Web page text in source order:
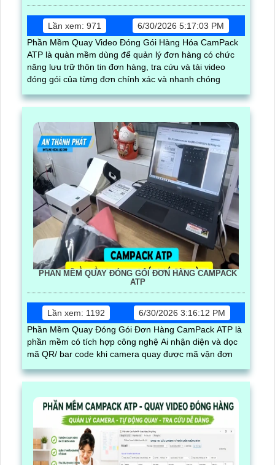
Lần xem: 971
6/30/2026 5:17:03 PM
Phần Mềm Quay Video Đóng Gói Hàng Hóa CamPack
ATP là quàn mềm dùng để quản lý đơn hàng có chức
năng lưu trữ thôn tin đơn hàng, tra cứu và tải video
đóng gói của từng đơn chính xác và nhanh chóng
PHẦN MỀM QUAY ĐÓNG GÓI ĐƠN HÀNG CAMPACK
ATP
Lần xem: 1192
6/30/2026 3:16:12 PM
Phần Mềm Quay Đóng Gói Đơn Hàng CamPack ATP là
phần mềm có tích hợp công nghệ Ai nhận diện và dọc
mã QR/ bar code khi camera quay được mã vận đơn